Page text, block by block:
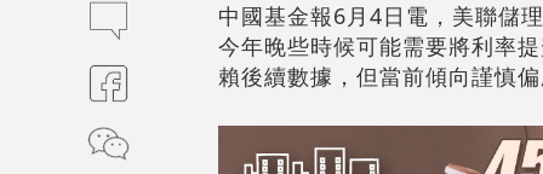
中國基金報6月4日電，美聯儲
今年晚些時候可能需要將利率
賴後續數據，但當前傾向謹慎